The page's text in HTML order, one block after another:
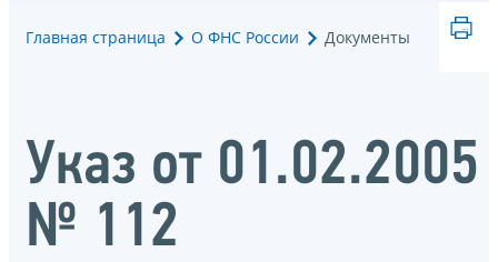
Главная страница О ФНС России Документы
Указ от 01.02.2005
№ 112